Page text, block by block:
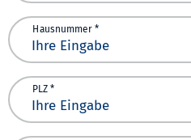
Hausnummer *
PLZ *